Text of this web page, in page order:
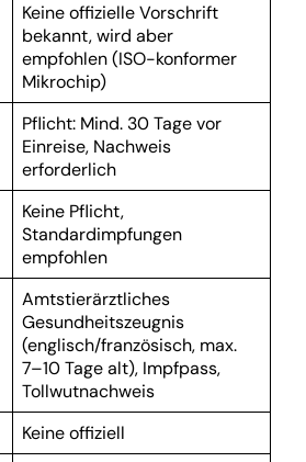
Keine offizielle Vorschrift
bekannt, wird aber
empfohlen (ISO-konformer
Mikrochip)
Pflicht: Mind. 30 Tage vor
Einreise, Nachweis
erforderlich
Keine Pflicht,
Standardimpfungen
empfohlen
Amtstierärztliches
Gesundheitszeugnis
(englisch/französisch, max.
7–10 Tage alt), Impfpass,
Tollwutnachweis
Keine offiziell